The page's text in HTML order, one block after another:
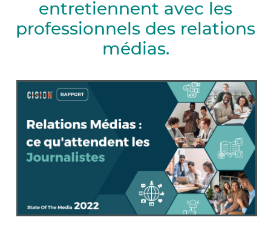
entretiennent avec les
professionnels des relations
médias.